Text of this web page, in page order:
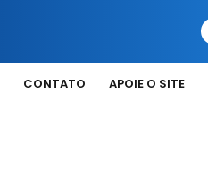
CONTATO APOIE O SITE